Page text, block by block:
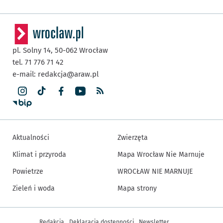
pl. Solny 14, 50-062 Wrocław
tel. 71 776 71 42
e-mail: redakcja@araw.pl
Aktualności
Klimat i przyroda
Powietrze
Zieleń i woda
Zwierzęta
Mapa Wrocław Nie Marnuje
WROCŁAW NIE MARNUJE
Mapa strony
Inne informacje